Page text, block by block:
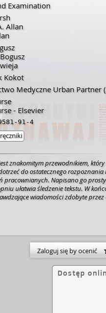
Examination
Allan
Kokot
Medyczne Urban Partner
- Elsevier
91-4
znakomitym przewodnikiem,
do ostatecznego
pracownianych. Napisano go
ułatwia śledzenie tekstu. W
wiadomości zdobyte przez
Zaloguj się by ocenić
Dostęp